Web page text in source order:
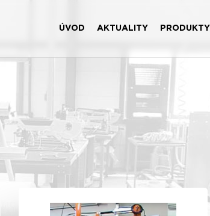
ÚVOD AKTUALITY PRODUKTY